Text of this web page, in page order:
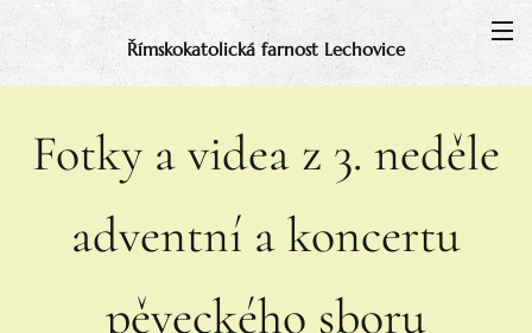
Římskokatolická farnost Lechovice
Fotky a videa z 3. neděle
adventní a koncertu
pěveckého sboru